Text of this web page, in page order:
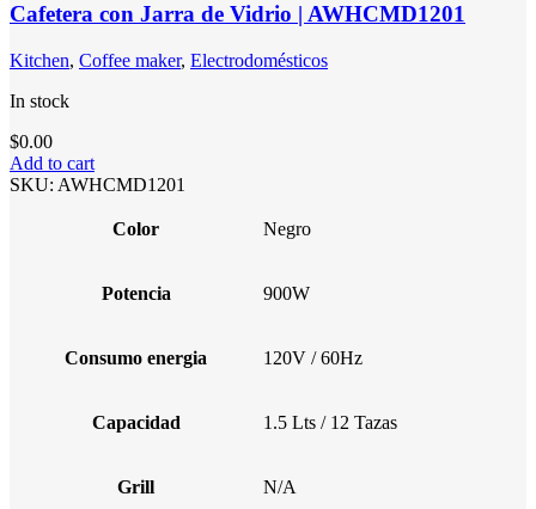
Cafetera con Jarra de Vidrio | AWHCMD1201
Kitchen, Coffee maker, Electrodomésticos
In stock
$0.00
Add to cart
SKU: AWHCMD1201
Color Negro
Potencia 900W
Consumo energia 120V / 60Hz
Capacidad 1.5 Lts / 12 Tazas
Grill N/A